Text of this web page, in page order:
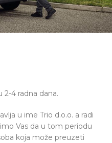
2-4 radna dana.
u ime Trio d.o.o. a radi
Vas da u tom periodu
koja može preuzeti